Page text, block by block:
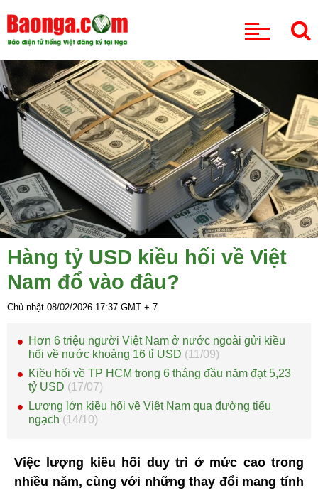
Hàng tỷ USD kiều hối về Việt
Nam đổ vào đâu?
Chủ nhật 08/02/2026 17:37 GMT + 7
Hơn 6 triệu người Việt Nam ở nước ngoài gửi kiều
hối về nước khoảng 16 tỉ USD (11/09)
Kiều hối về TP HCM trong 6 tháng đầu năm đạt 5,23
tỷ USD (17/07)
Lượng lớn kiều hối về Việt Nam qua đường tiểu
ngạch (14/10)
Việc lượng kiều hối duy trì ở mức cao trong
nhiều năm, cùng với những thay đổi mang tính